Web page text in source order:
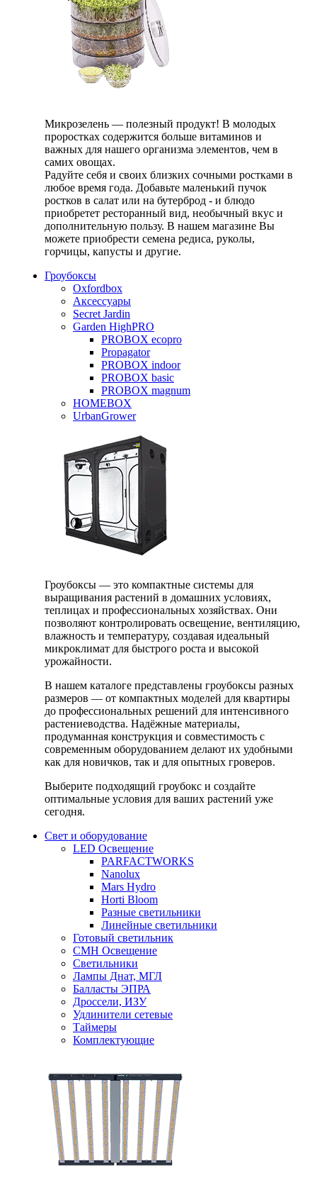
Микрозелень — полезный продукт! В молодых
проростках содержится больше витаминов и
важных для нашего организма элементов, чем в
самих овощах.
Радуйте себя и своих близких сочными ростками в
любое время года. Добавьте маленький пучок
ростков в салат или на бутерброд - и блюдо
приобретет ресторанный вид, необычный вкус и
дополнительную пользу. В нашем магазине Вы
можете приобрести семена редиса, руколы,
горчицы, капусты и другие.
Гроубоксы
Oxfordbox
Аксессуары
Secret Jardin
Garden HighPRO
PROBOX ecopro
Propagator
PROBOX indoor
PROBOX basic
PROBOX magnum
HOMEBOX
UrbanGrower
Гроубоксы — это компактные системы для
выращивания растений в домашних условиях,
теплицах и профессиональных хозяйствах. Они
позволяют контролировать освещение, вентиляцию,
влажность и температуру, создавая идеальный
микроклимат для быстрого роста и высокой
урожайности.
В нашем каталоге представлены гроубоксы разных
размеров — от компактных моделей для квартиры
до профессиональных решений для интенсивного
растениеводства. Надёжные материалы,
продуманная конструкция и совместимость с
современным оборудованием делают их удобными
как для новичков, так и для опытных гроверов.
Выберите подходящий гроубокс и создайте
оптимальные условия для ваших растений уже
сегодня.
Свет и оборудование
LED Освещение
PARFACTWORKS
Nanolux
Mars Hydro
Horti Bloom
Разные светильники
Линейные светильники
Готовый светильник
CMH Освещение
Светильники
Лампы Днат, МГЛ
Балласты ЭПРА
Дроссели, ИЗУ
Удлинители сетевые
Таймеры
Комплектующие